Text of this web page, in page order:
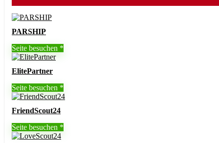
PARSHIP
Seite besuchen
ElitePartner
Seite besuchen
FriendScout24
Seite besuchen